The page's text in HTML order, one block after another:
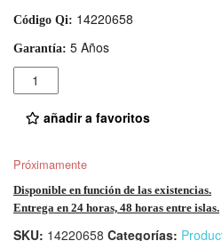
Código Qi: 14220658
Garantía: 5 Años
Cantidad
añadir a favoritos
Próximamente
Disponible en función de las existencias.
Entrega en 24 horas, 48 horas entre islas.
SKU: 14220658 Categorías: